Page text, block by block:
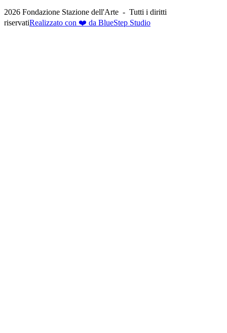
2026 Fondazione Stazione dell'Arte - Tutti i diritti
riservatiRealizzato con ❤️ da BlueStep Studio